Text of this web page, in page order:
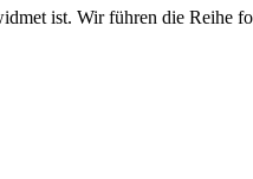
ist. Wir führen die Reihe